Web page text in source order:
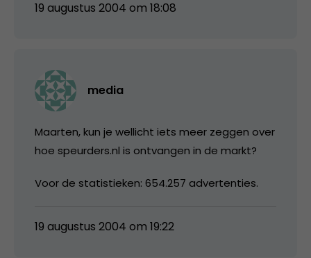
19 augustus 2004 om 18:08
media
Maarten, kun je wellicht iets meer zeggen over
hoe speurders.nl is ontvangen in de markt?
Voor de statistieken: 654.257 advertenties.
19 augustus 2004 om 19:22